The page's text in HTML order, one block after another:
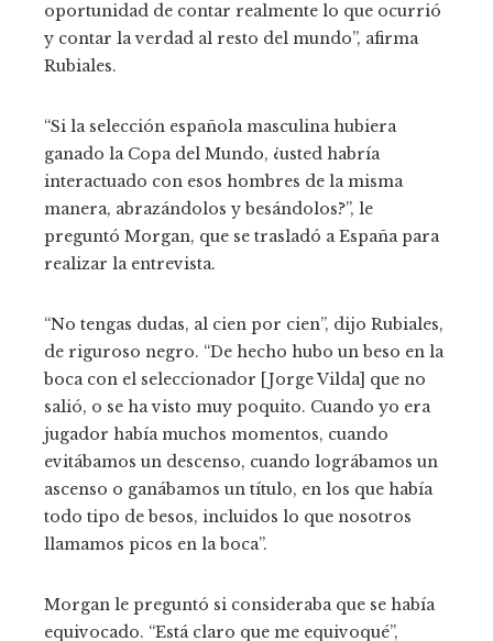
oportunidad de contar realmente lo que ocurrió
y contar la verdad al resto del mundo”, afirma
Rubiales.
“Si la selección española masculina hubiera
ganado la Copa del Mundo, ¿usted habría
interactuado con esos hombres de la misma
manera, abrazándolos y besándolos?”, le
preguntó Morgan, que se trasladó a España para
realizar la entrevista.
“No tengas dudas, al cien por cien”, dijo Rubiales,
de riguroso negro. “De hecho hubo un beso en la
boca con el seleccionador [Jorge Vilda] que no
salió, o se ha visto muy poquito. Cuando yo era
jugador había muchos momentos, cuando
evitábamos un descenso, cuando lográbamos un
ascenso o ganábamos un título, en los que había
todo tipo de besos, incluidos lo que nosotros
llamamos picos en la boca”.
Morgan le preguntó si consideraba que se había
equivocado. “Está claro que me equivoqué”,